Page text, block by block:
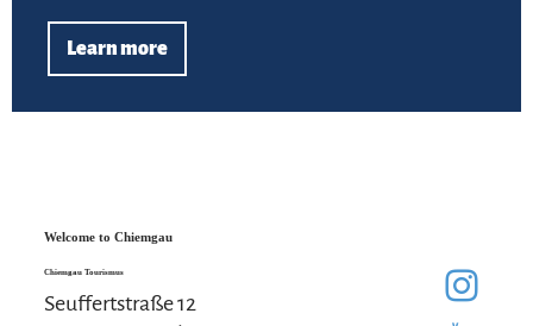
Learn more
Welcome to Chiemgau
Chiemgau Tourismus
Seuffertstraße 12